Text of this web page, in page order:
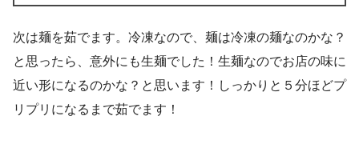
次は麺を茹でます。冷凍なので、麺は冷凍の麺なのかな？
と思ったら、意外にも生麺でした！生麺なのでお店の味に
近い形になるのかな？と思います！しっかりと５分ほどプ
リプリになるまで茹でます！